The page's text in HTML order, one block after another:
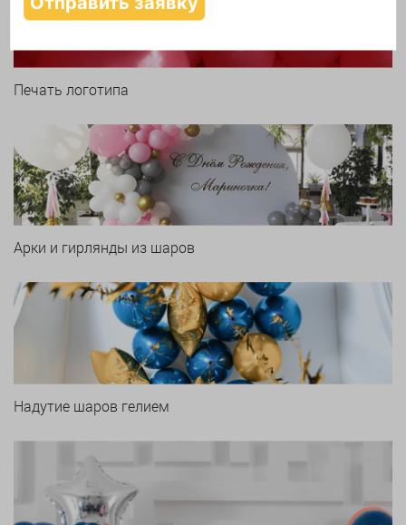
Печать логотипа
Арки и гирлянды из шаров
Надутие шаров гелием